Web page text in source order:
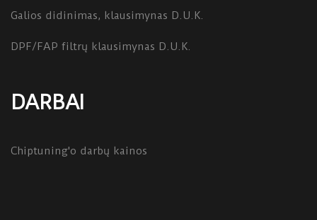
Galios didinimas, klausimynas D.U.K.
DPF/FAP filtrų klausimynas D.U.K.
DARBAI
Chiptuning'o darbų kainos